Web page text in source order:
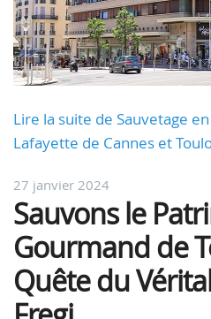
Lire la suite de Sauvetage
Lafayette de Cannes et
27 janvier 2024
Sauvons le
Gourmand de
Quête du